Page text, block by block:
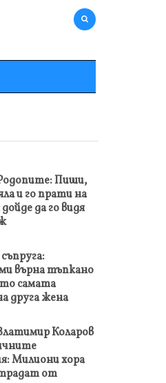
Пиши,
и го прати на
да го видя
върна тъпкано
самата
друга жена
Коларов
Милиони хора
от